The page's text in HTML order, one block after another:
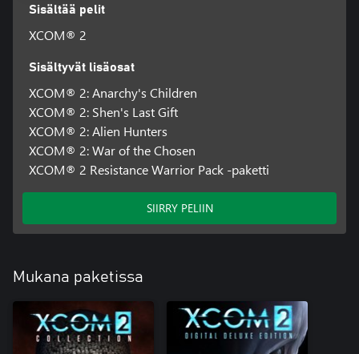
Sisältää pelit
XCOM® 2
Sisältyvät lisäosat
XCOM® 2: Anarchy's Children
XCOM® 2: Shen's Last Gift
XCOM® 2: Alien Hunters
XCOM® 2: War of the Chosen
XCOM® 2 Resistance Warrior Pack -paketti
SIIRRY PELIIN
Mukana paketissa